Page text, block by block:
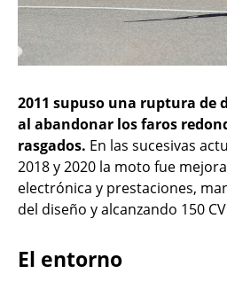
2011 supuso una ruptura de
al abandonar los faros
rasgados. En las sucesivas
2018 y 2020 la moto fue
electrónica y prestaciones,
del diseño y alcanzando 150
El entorno